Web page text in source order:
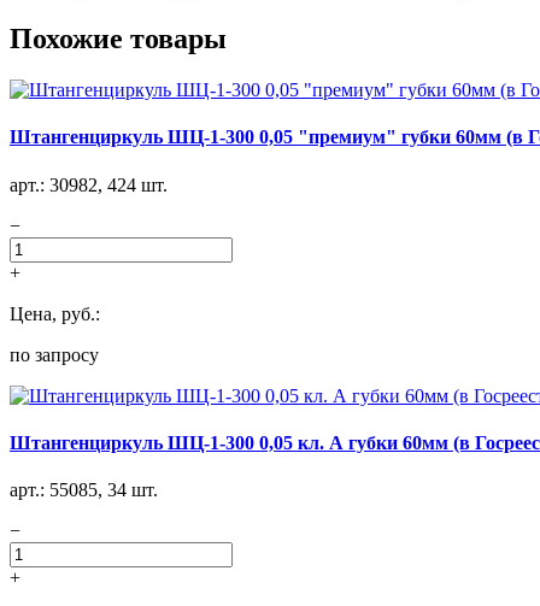
Похожие товары
Штангенциркуль ШЦ-1-300 0,05 "премиум" губки 60мм (в
арт.: 30982, 424 шт.
−
+
Цена, руб.:
по запросу
Штангенциркуль ШЦ-1-300 0,05 кл. А губки 60мм (в
арт.: 55085, 34 шт.
−
+